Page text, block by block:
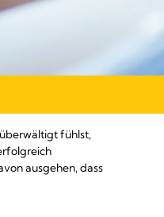
fühlst,
ausgehen, dass